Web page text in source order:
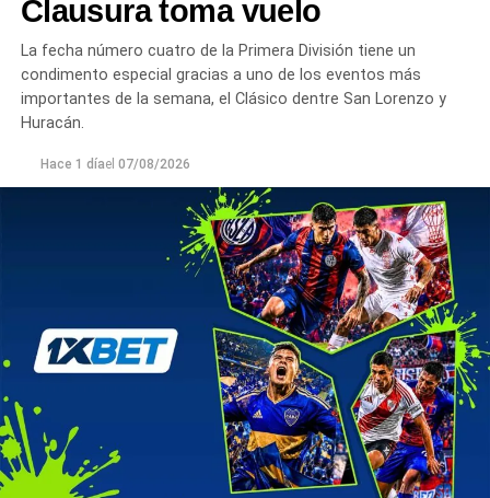
Clausura toma vuelo
La fecha número cuatro de la Primera División tiene un
condimento especial gracias a uno de los eventos más
importantes de la semana, el Clásico dentre San Lorenzo y
Huracán.
Hace 1 díael 07/08/2026